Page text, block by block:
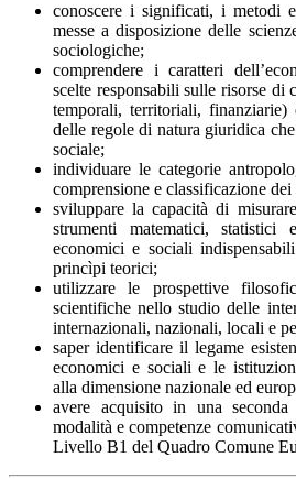
conoscere i significati, i metodi
messe a disposizione delle
sociologiche;
comprendere i caratteri
scelte responsabili sulle risorse di
temporali, territoriali,
delle regole di natura giuridica
sociale;
individuare le categorie
comprensione e classificazione
sviluppare la capacità di
strumenti matematici,
economici e sociali
princìpi teorici;
utilizzare le prospettive
scientifiche nello studio delle
internazionali, nazionali, locali e
saper identificare il legame
economici e sociali e le
alla dimensione nazionale ed
avere acquisito in una seconda
modalità e competenze
Livello B1 del Quadro Comune